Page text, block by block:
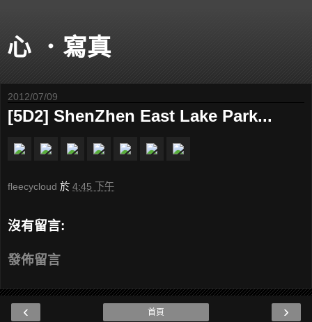
心 ．寫真
2012/07/09
[5D2] ShenZhen East Lake Park...
fleecycloud 於 4:45 下午
沒有留言:
發佈留言
‹ ›
首頁